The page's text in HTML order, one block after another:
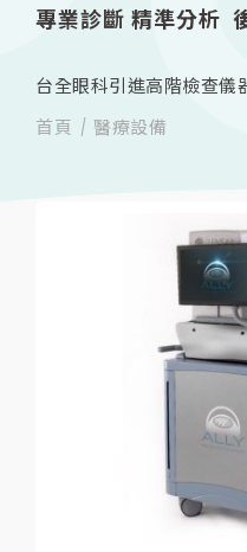
專業診斷 精準分析
台全眼科引進高階檢查儀
首頁
醫療設備